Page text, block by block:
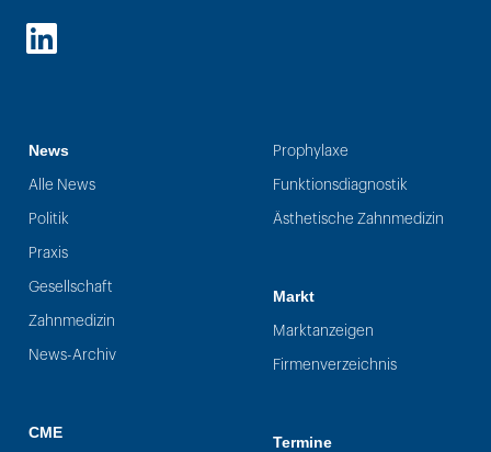
LinkedIn
News
Alle News
Politik
Praxis
Gesellschaft
Zahnmedizin
News-Archiv
CME
Prophylaxe
Funktionsdiagnostik
Ästhetische Zahnmedizin
Markt
Marktanzeigen
Firmenverzeichnis
Termine